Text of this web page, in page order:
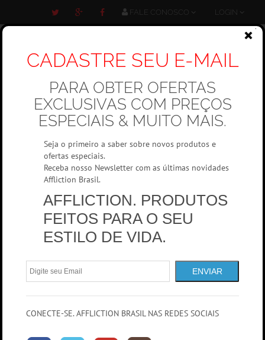
LOGIN
FALE CONOSCO
Carrinho
0 item(s)
Masculino Camisetas Manga curta
CADASTRE SEU E-MAIL
PARA OBTER OFERTAS
EXCLUSIVAS COM PREÇOS
ESPECIAIS & MUITO MAIS.
Seja o primeiro a saber sobre novos produtos e
ofertas especiais.
Receba nosso Newsletter com as últimas novidades
Affliction Brasil.
AFFLICTION. PRODUTOS
FEITOS PARA O SEU
ESTILO DE VIDA.
ENVIAR
CONECTE-SE. AFFLICTION BRASIL NAS REDES SOCIAIS